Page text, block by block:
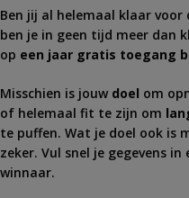
Ben jij al helemaal klaar voor
ben je in geen tijd meer dan
op een jaar gratis toegang
Misschien is jouw doel om
of helemaal fit te zijn om
te puffen. Wat je doel ook is
zeker. Vul snel je gegevens
winnaar.